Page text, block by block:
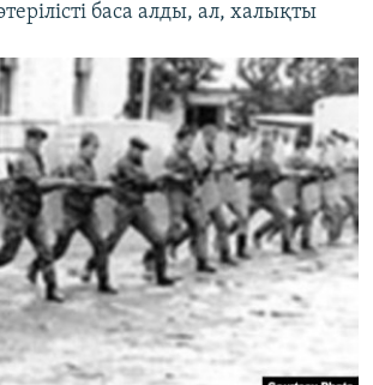
баса алды, ал, халықты